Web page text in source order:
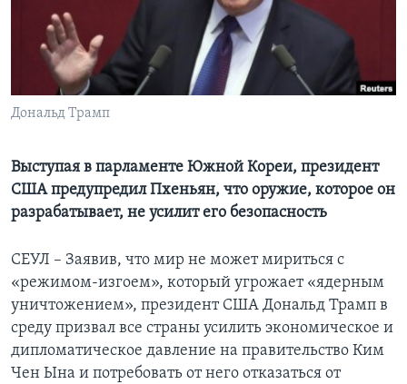
Learning English
СОЦИАЛЬНЫЕ СЕТИ
Языки
Дональд Трамп
Выступая в парламенте Южной Кореи, президент
США предупредил Пхеньян, что оружие, которое он
разрабатывает, не усилит его безопасность
СЕУЛ – Заявив, что мир не может мириться с
«режимом-изгоем», который угрожает «ядерным
уничтожением», президент США Дональд Трамп в
среду призвал все страны усилить экономическое и
дипломатическое давление на правительство Ким
Чен Ына и потребовать от него отказаться от